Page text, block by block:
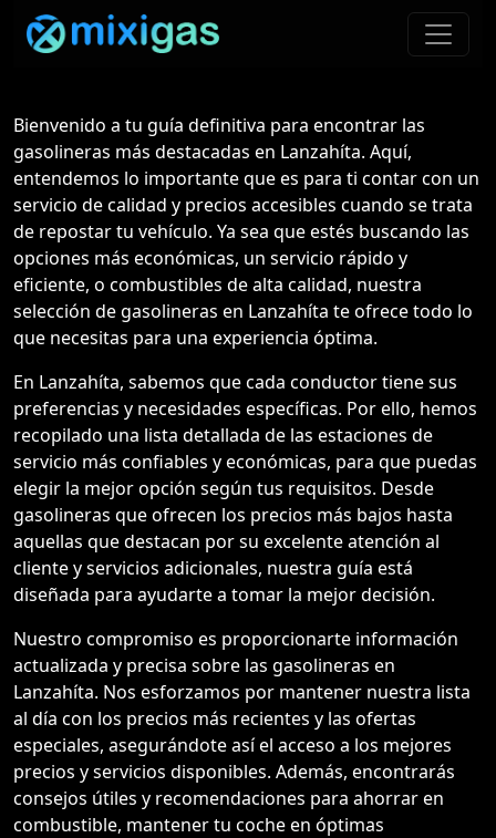
Bienvenido a tu guía definitiva para encontrar las
gasolineras más destacadas en Lanzahíta. Aquí,
entendemos lo importante que es para ti contar con un
servicio de calidad y precios accesibles cuando se trata
de repostar tu vehículo. Ya sea que estés buscando las
opciones más económicas, un servicio rápido y
eficiente, o combustibles de alta calidad, nuestra
selección de gasolineras en Lanzahíta te ofrece todo lo
que necesitas para una experiencia óptima.
En Lanzahíta, sabemos que cada conductor tiene sus
preferencias y necesidades específicas. Por ello, hemos
recopilado una lista detallada de las estaciones de
servicio más confiables y económicas, para que puedas
elegir la mejor opción según tus requisitos. Desde
gasolineras que ofrecen los precios más bajos hasta
aquellas que destacan por su excelente atención al
cliente y servicios adicionales, nuestra guía está
diseñada para ayudarte a tomar la mejor decisión.
Nuestro compromiso es proporcionarte información
actualizada y precisa sobre las gasolineras en
Lanzahíta. Nos esforzamos por mantener nuestra lista
al día con los precios más recientes y las ofertas
especiales, asegurándote así el acceso a los mejores
precios y servicios disponibles. Además, encontrarás
consejos útiles y recomendaciones para ahorrar en
combustible, mantener tu coche en óptimas